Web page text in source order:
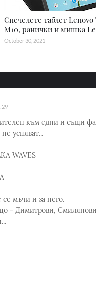
Спечелете таблет Lenovo
M10, ранички и мишка
October 30, 2021
към едни и същи
успяват...
WAVES
мъчи и за него.
- Димитрови,